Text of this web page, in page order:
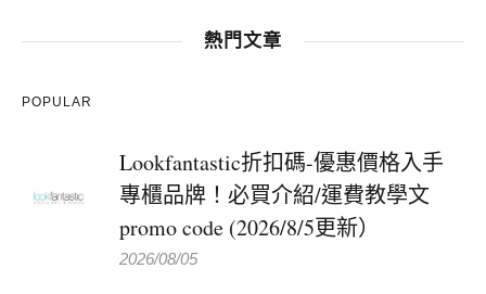
熱門文章
POPULAR
Lookfantastic折扣碼-優惠價格入手
專櫃品牌！必買介紹/運費教學文
promo code (2026/8/5更新）
2026/08/05